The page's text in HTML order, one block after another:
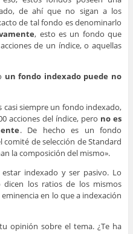
de ahí que no sigan a los
de tal fondo es denominarlo
, esto es un fondo que
de un índice, o aquellas
un fondo indexado puede no
casi siempre un fondo indexado,
acciones del índice, pero no es
. De hecho es un fondo
de selección de Standard
la composición del mismo».
indexado y ser pasivo. Lo
dicen los ratios de los mismos
en lo que a indexación
opinión sobre el tema. ¿Te ha